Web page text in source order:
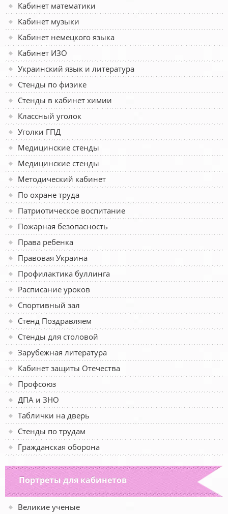
Кабинет математики
Кабинет музыки
Кабинет немецкого языка
Кабинет ИЗО
Украинский язык и литература
Стенды по физике
Стенды в кабинет химии
Классный уголок
Уголки ГПД
Медицинские стенды
Медицинские стенды
Методический кабинет
По охране труда
Патриотическое воспитание
Пожарная безопасность
Права ребенка
Правовая Украина
Профилактика буллинга
Расписание уроков
Спортивный зал
Стенд Поздравляем
Стенды для столовой
Зарубежная литература
Кабинет защиты Отечества
Профсоюз
ДПА и ЗНО
Таблички на дверь
Стенды по трудам
Гражданская оборона
Портреты для кабинетов
Великие ученые